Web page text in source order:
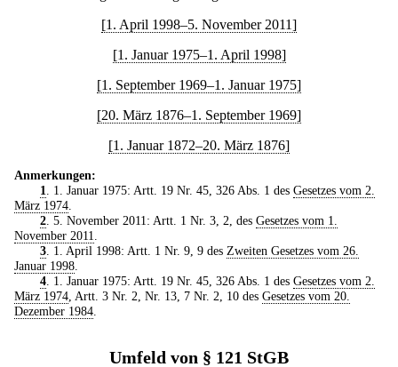
[1. April 1998–5. November 2011]
[1. Januar 1975–1. April 1998]
[1. September 1969–1. Januar 1975]
[20. März 1876–1. September 1969]
[1. Januar 1872–20. März 1876]
Anmerkungen:
1
. 1. Januar 1975: Artt. 19 Nr. 45, 326 Abs. 1 des Gesetzes vom 2.
März 1974
2. 5. November 2011: Artt. 1 Nr. 3, 2, des Gesetzes vom 1.
November 2011
3. 1. April 1998: Artt. 1 Nr. 9, 9 des Zweiten Gesetzes vom 26.
Januar 1998
4. 1. Januar 1975: Artt. 19 Nr. 45, 326 Abs. 1 des Gesetzes vom 2.
März 1974 , Artt. 3 Nr. 2, Nr. 13, 7 Nr. 2, 10 des Gesetzes vom 20.
Dezember 1984
Umfeld von § 121 StGB